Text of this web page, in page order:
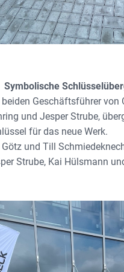
beiden Geschäftsführer von
und Jesper Strube,
für das neue Werk.
Götz und Till
Strube, Kai Hülsmann